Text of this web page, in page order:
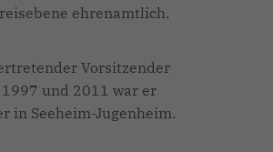
ehrenamtlich.
Vorsitzender
und 2011 war er
in Seeheim-Jugenheim.